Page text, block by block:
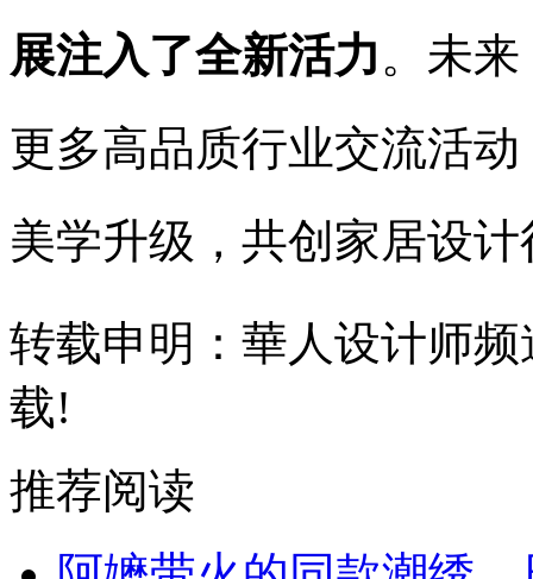
展注入了全新活力。未
更多高品质行业交流活
美学升级，共创家居设
转载申明：華人设计师
载!
推荐阅读